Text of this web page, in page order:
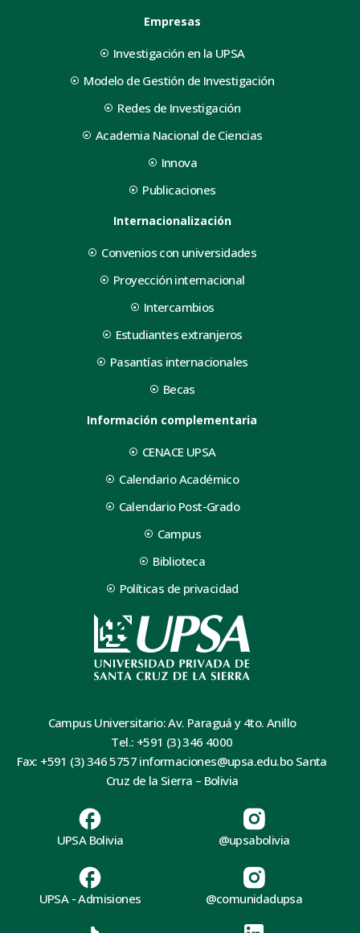
Empresas
Investigación en la UPSA
Modelo de Gestión de Investigación
Redes de Investigación
Academia Nacional de Ciencias
Innova
Publicaciones
Internacionalización
Convenios con universidades
Proyección internacional
Intercambios
Estudiantes extranjeros
Pasantías internacionales
Becas
Información complementaria
CENACE UPSA
Calendario Académico
Calendario Post-Grado
Campus
Biblioteca
Políticas de privacidad
Campus Universitario: Av. Paraguá y 4to. Anillo
Tel.: +591 (3) 346 4000
Fax: +591 (3) 346 5757 informaciones@upsa.edu.bo Santa
Cruz de la Sierra – Bolivia
UPSA Bolivia
UPSA - Admisiones
@upsabolivia
@comunidadupsa